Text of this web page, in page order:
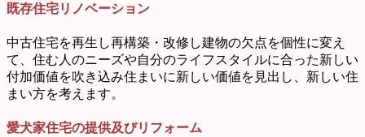
既存住宅リノベーション
中古住宅を再生し再構築・改修し建物の欠点を個性に変え
て、住む人のニーズや自分のライフスタイルに合った新しい
付加価値を吹き込み住まいに新しい価値を見出し、新しい住
まい方を考えます。
愛犬家住宅の提供及びリフォーム